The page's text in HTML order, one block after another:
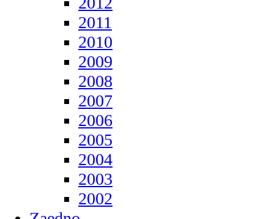
2011
2010
2009
2008
2007
2006
2005
2004
2003
2002